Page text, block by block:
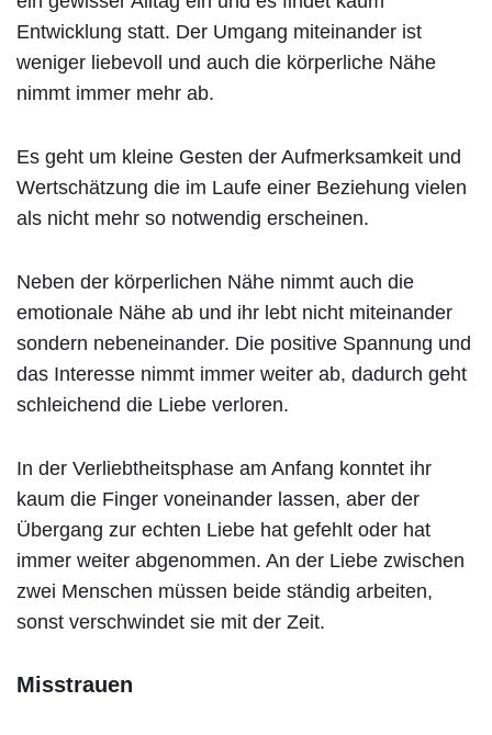
Entwicklung statt. Der Umgang miteinander ist
weniger liebevoll und auch die körperliche Nähe
nimmt immer mehr ab.
Es geht um kleine Gesten der Aufmerksamkeit und
Wertschätzung die im Laufe einer Beziehung vielen
als nicht mehr so notwendig erscheinen.
Neben der körperlichen Nähe nimmt auch die
emotionale Nähe ab und ihr lebt nicht miteinander
sondern nebeneinander. Die positive Spannung und
das Interesse nimmt immer weiter ab, dadurch geht
schleichend die Liebe verloren.
In der Verliebtheitsphase am Anfang konntet ihr
kaum die Finger voneinander lassen, aber der
Übergang zur echten Liebe hat gefehlt oder hat
immer weiter abgenommen. An der Liebe zwischen
zwei Menschen müssen beide ständig arbeiten,
sonst verschwindet sie mit der Zeit.
Misstrauen